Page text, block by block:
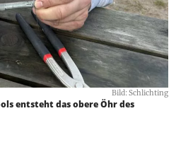
Bild: Schlichting
entsteht das obere Öhr des